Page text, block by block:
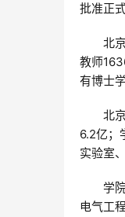
批准正
北京
教师
有博士
北京
6.2亿；
实验室
学院
电气工